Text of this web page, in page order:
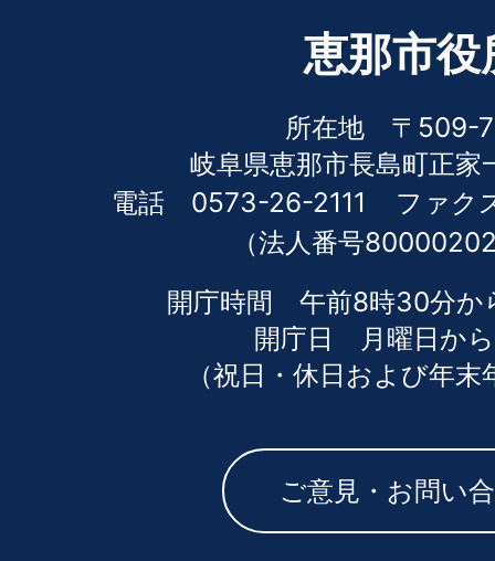
恵那市役
所在地 〒509-
岐阜県恵那市長島町正家
電話 0573-26-2111
ファ
（法人番号
開庁時間 午前8時30分か
開庁日 月曜日か
（祝日・休日および年
ご意見・お問い